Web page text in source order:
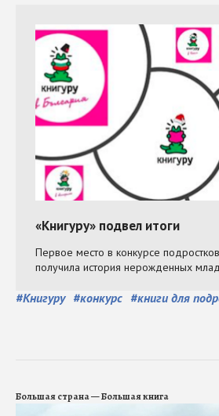
#Книгуру #конкурс #книги для
Большая страна — Большая книга